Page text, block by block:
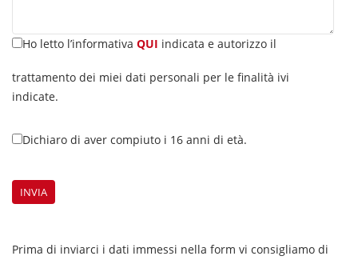
Ho letto l’informativa QUI indicata e autorizzo il
trattamento dei miei dati personali per le finalità ivi
indicate.
Dichiaro di aver compiuto i 16 anni di età.
Prima di inviarci i dati immessi nella form vi consigliamo di